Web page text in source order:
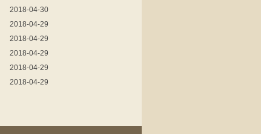
2018-04-30
2018-04-29
2018-04-29
2018-04-29
2018-04-29
2018-04-29